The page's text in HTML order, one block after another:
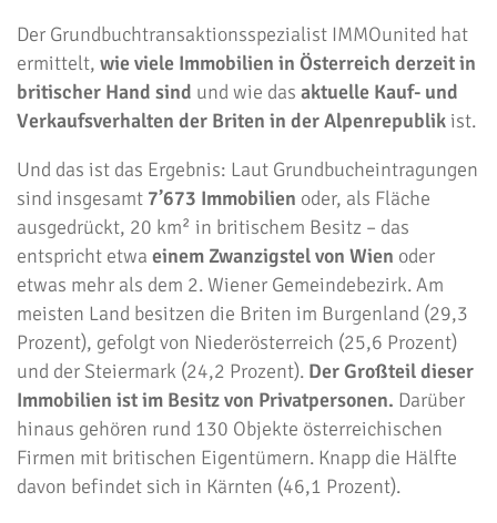
Der Grundbuchtransaktionsspezialist IMMOunited hat
ermittelt, wie viele Immobilien in Österreich derzeit in
britischer Hand sind und wie das aktuelle Kauf- und
Verkaufsverhalten der Briten in der Alpenrepublik ist.
Und das ist das Ergebnis: Laut Grundbucheintragungen
sind insgesamt 7’673 Immobilien oder, als Fläche
ausgedrückt, 20 km² in britischem Besitz – das
entspricht etwa einem Zwanzigstel von Wien oder
etwas mehr als dem 2. Wiener Gemeindebezirk. Am
meisten Land besitzen die Briten im Burgenland (29,3
Prozent), gefolgt von Niederösterreich (25,6 Prozent)
und der Steiermark (24,2 Prozent). Der Großteil dieser
Immobilien ist im Besitz von Privatpersonen. Darüber
hinaus gehören rund 130 Objekte österreichischen
Firmen mit britischen Eigentümern. Knapp die Hälfte
davon befindet sich in Kärnten (46,1 Prozent).